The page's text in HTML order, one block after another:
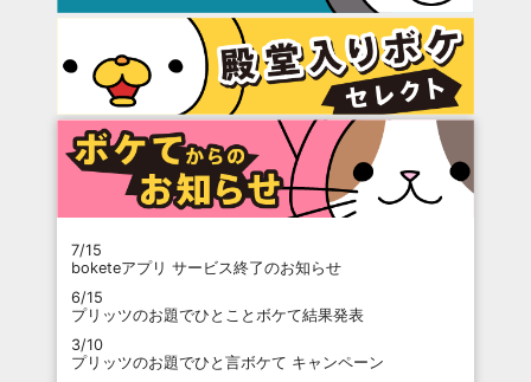
7/15
boketeアプリ サービス終了のお知らせ
6/15
プリッツのお題でひとことボケて結果発表
3/10
プリッツのお題でひと言ボケて キャンペーン